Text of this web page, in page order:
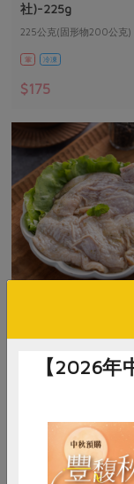
社)-225g
225公克(固形物200公克)
葷 冷凍
$175
正)-200g/包
冷凍
【2026年